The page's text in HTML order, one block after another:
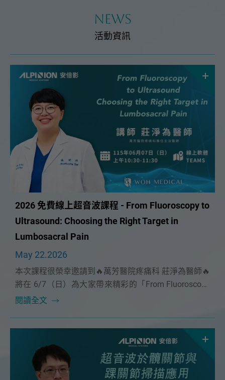
NEWS
活動資訊
2026 免費線上超音波課程 - From Fluoroscopy to
Ultrasound: Choosing the Right Target in
Lumbosacral Pain
May 22.2026
本次課程很榮幸邀請到🔥萬芳醫院疼痛科 莊淨為醫師🔥
將在 6/7（日）為大家帶來精彩的「From Fluoroscopy
to Ultrasound: Choosing the Right Target in
閱讀全文